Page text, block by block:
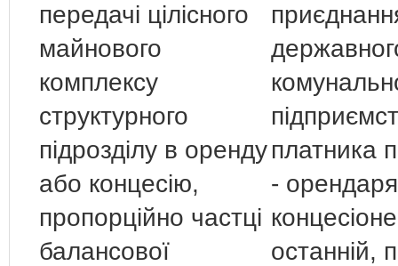
передачі цілісного
майнового
комплексу
структурного
підрозділу в оренду
або концесію,
пропорційно частці
балансової
платника
-
останній,